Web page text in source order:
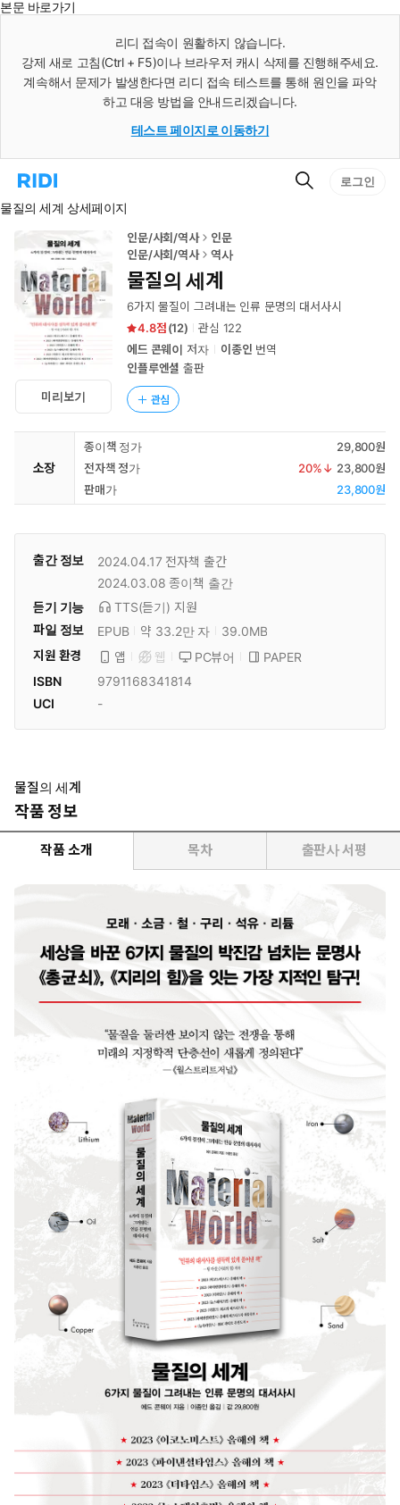
본문 바로가기
리디 접속이 원활하지 않습니다.
강제 새로 고침(Ctrl + F5)이나 브라우저 캐시 삭제를 진행해주세요.
계속해서 문제가 발생한다면 리디 접속 테스트를 통해 원인을 파악
하고 대응 방법을 안내드리겠습니다.
테스트 페이지로 이동하기
리
홈
동
검
로그인
물질의 세계 상세페이지
미리보기
인문/사회/역사
인문
인문/사회/역사
역사
물질의 세계
6가지 물질이 그려내는 인류 문명의 대서사시
4.8
(12) 관심 122
에드 콘웨이 저자 이종인 번역
인플루엔셜 출판
관심
소장
종이책 정가
29,800원
전자책 정가
20%↓ 23,800원
판매가
23,800원
출간 정보 2024.04.17 전자책 출간
2024.03.08 종이책 출간
듣기 기능
TTS(듣기) 지원
파일 정보
EPUB 약 33.2만 자
39.0MB
지원 환경
앱 웹 PC뷰어
PAPER
ISBN
9791168341814
UCI
-
물질의 세계
작품 정보
작품 소개 목차 출판사 서평